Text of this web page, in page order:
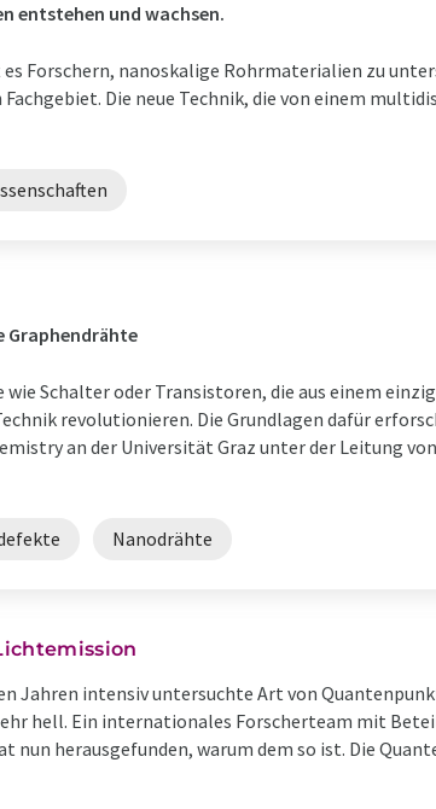
entstehen und wachsen.
Forschern, nanoskalige Rohrmaterialien zu
Die neue Technik, die von einem
Graphendrähte
Schalter oder Transistoren, die aus einem
revolutionieren. Die Grundlagen dafür
an der Universität Graz unter der Leitung
Nanodrähte
Jahren intensiv untersuchte Art von
hell. Ein internationales Forscherteam mit
nun herausgefunden, warum dem so ist. Die